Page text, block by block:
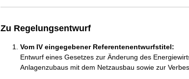
Zu Regelungsentwurf
Vom IV eingegebener Referentenentwurfstitel:
Entwurf eines Gesetzes zur Änderung des
Anlagenzubaus mit dem Netzausbau sowie zur